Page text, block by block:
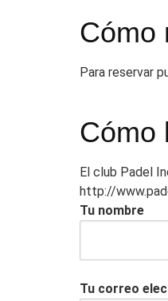
Cómo
Para reservar
Cómo
El club Padel
http://
Tu nombre
Tu correo